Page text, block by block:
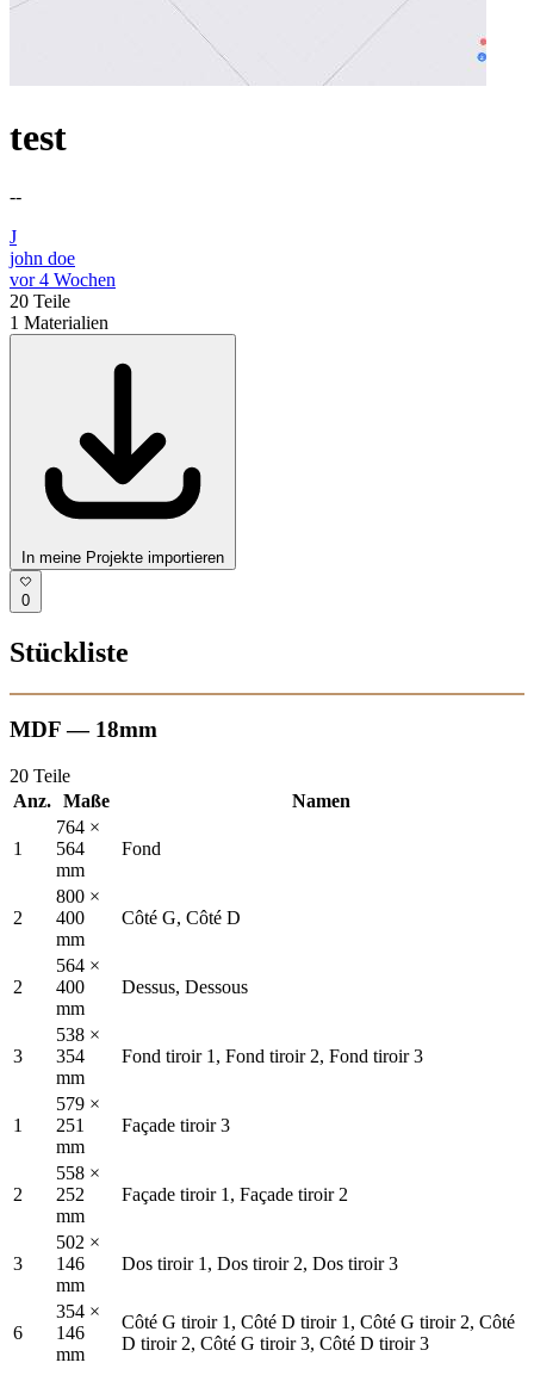
test
--
J
john doe
vor 4 Wochen
20 Teile
1 Materialien
In meine Projekte importieren
0
Stückliste
MDF — 18mm
20 Teile
Anz. Maße Namen
1
764 ×
564
mm
Fond
2
800 ×
400
mm
Côté G, Côté D
2
564 ×
400
mm
Dessus, Dessous
3
538 ×
354
mm
Fond tiroir 1, Fond tiroir 2, Fond tiroir 3
1
579 ×
251
mm
Façade tiroir 3
2
558 ×
252
mm
Façade tiroir 1, Façade tiroir 2
3
502 ×
146
mm
Dos tiroir 1, Dos tiroir 2, Dos tiroir 3
6
354 ×
146
mm
Côté G tiroir 1, Côté D tiroir 1, Côté G tiroir 2, Côté
D tiroir 2, Côté G tiroir 3, Côté D tiroir 3